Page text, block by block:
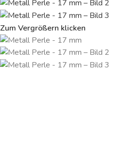
Zum Vergrößern klicken